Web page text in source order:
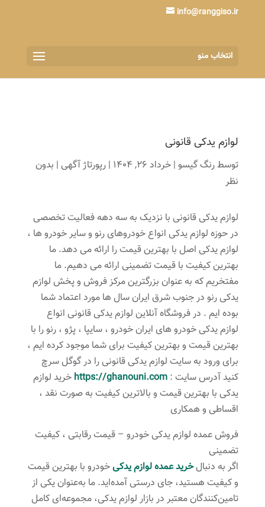
info@ranggiso.ir
انتخاب منو
لوازم یدکی قانونی
توسطرنگ گیسو| خرداد 26, 1404 | رپورتاژ آگهی| بدون
نظر
لوازم یدکی قانونی با نزدیک به سه دهه فعالیت تخصصی
در حوزه لوازم یدکی انواع خودروهای رنو و سایر خودرو ها ،
لوازم یدکی اصل با بهترین قیمت را ارائه می دهد. ما
بهترین کیفیت با قیمت تضمینی ارائه می دهیم. ما
مفتخریم که به عنوان بزرگترین مرکز فروش و پخش لوازم
یدکی رنو در جنوب شرق ایران سال ها مورد اعتماد شما
بوده ایم . در فروشگاه آنلاین لوازم یدکی قانونی انواع
لوازم یدکی خودرو های ایران خودرو ، سایپا ، پژو ، رنو را با
بهترین قیمت و بهترین کیفیت برای شما موجود کرده ایم ،
برای ورود به سایت لوازم یدکی قانونی را در گوگل سرچ
کنید آدرس سایت : https://ghanouni.com خرید لوازم
یدکی با بهترین قیمت و بالاترین کیفیت به صورت نقد ،
اقساطی و همکاری
فروش عمده لوازم یدکی خودرو – قیمت رقابتی ، کیفیت
تضمینی
اگر به دنبالخرید عمده لوازم یدکیخودرو با بهترین قیمت
و کیفیت هستید، جای درستی آمده‌اید. ما به‌عنوان یکی از
تامین‌کنندگان معتبر در بازار لوازم یدکی، مجموعه‌ای کامل